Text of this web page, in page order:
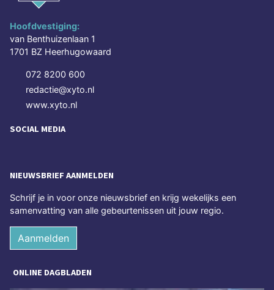
Hoofdvestiging:
van Benthuizenlaan 1
1701 BZ Heerhugowaard
072 8200 600
redactie@xyto.nl
www.xyto.nl
SOCIAL MEDIA
NIEUWSBRIEF AANMELDEN
Schrijf je in voor onze nieuwsbrief en krijg wekelijks een
samenvatting van alle gebeurtenissen uit jouw regio.
Aanmelden
ONLINE DAGBLADEN